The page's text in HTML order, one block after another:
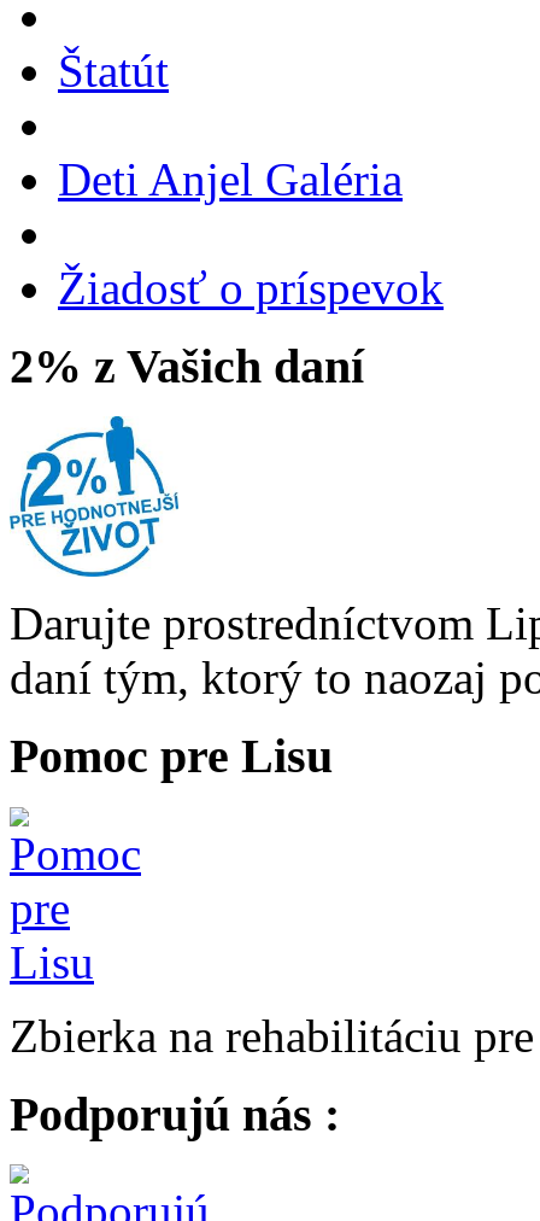
Štatút
Deti Anjel Galéria
Žiadosť o príspevok
2% z Vašich daní
Darujte prostredníctvom
daní tým, ktorý to naozaj
Pomoc pre Lisu
Zbierka na rehabilitáciu
Podporujú nás :